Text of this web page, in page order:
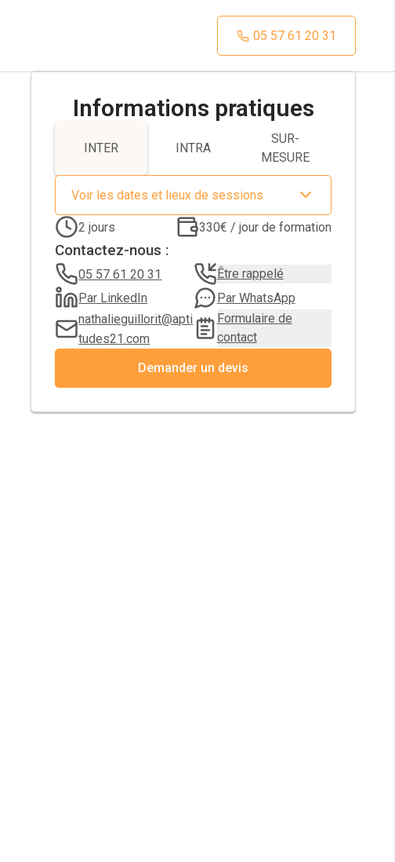
05 57 61 20 31
Informations pratiques
INTER INTRA
SUR-
MESURE
Voir les dates et lieux de sessions
2 jours 330€ / jour de formation
Contactez-nous :
05 57 61 20 31
Par LinkedIn
nathalieguillorit@apti
tudes21.com
Être rappelé
Par WhatsApp
Formulaire de
contact
Demander un devis